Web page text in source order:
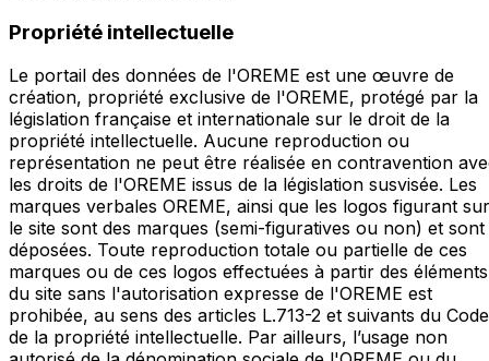
Propriété intellectuelle
Le portail des données de l'OREME est une œuvre de
création, propriété exclusive de l'OREME, protégé par la
législation française et internationale sur le droit de la
propriété intellectuelle. Aucune reproduction ou
représentation ne peut être réalisée en contravention
les droits de l'OREME issus de la législation susvisée. Les
marques verbales OREME, ainsi que les logos figurant sur
le site sont des marques (semi-figuratives ou non) et sont
déposées. Toute reproduction totale ou partielle de ces
marques ou de ces logos effectuées à partir des éléments
du site sans l'autorisation expresse de l'OREME est
prohibée, au sens des articles L.713-2 et suivants du Code
de la propriété intellectuelle. Par ailleurs, l’usage non